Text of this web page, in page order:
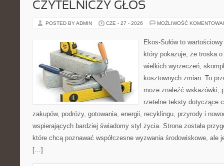
CZYTELNICZY GŁOS
POSTED BY ADMIN CZE - 27 - 2026 MOŻLIWOŚĆ
Ekos-Sułów to
który pokazuje, że troska
wielkich wyrzeczeń,
kosztownych zmian. To
może znaleźć wskazówki,
rzetelne teksty dotyczące
zakupów, podróży, gotowania, energii, recyklingu, przyrody i
wspierających bardziej świadomy styl życia. Strona została
które chcą poznawać współczesne wyzwania środowiskowe, ale
[…]